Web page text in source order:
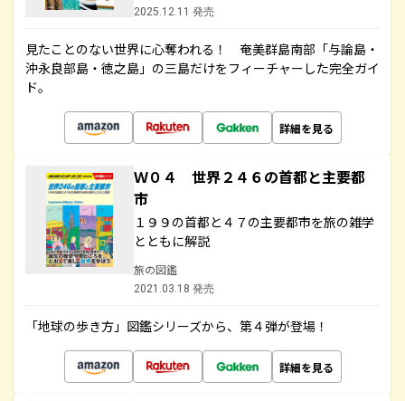
2025.12.11 発売
見たことのない世界に心奪われる！ 奄美群島南部「与論島・
沖永良部島・徳之島」の三島だけをフィーチャーした完全ガイ
ド。
詳細を見る
Ｗ０４ 世界２４６の首都と主要都
市
１９９の首都と４７の主要都市を旅の雑学
とともに解説
旅の図鑑
2021.03.18 発売
「地球の歩き方」図鑑シリーズから、第４弾が登場！
詳細を見る